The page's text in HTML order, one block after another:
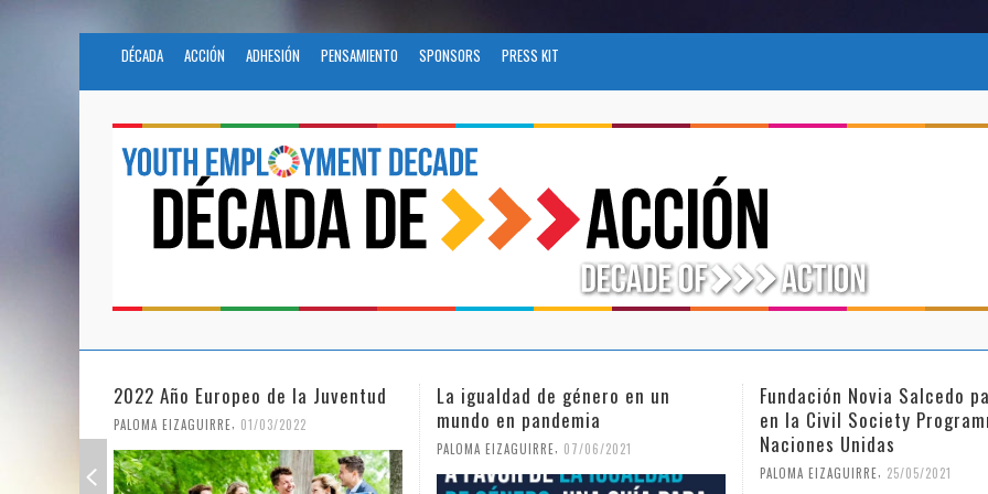
DÉCADA ACCIÓN ADHESIÓN PENSAMIENTO SPONSORS PRESS KIT
La igualdad de género en un
mundo en pandemia
PALOMA EIZAGUIRRE, 07/06/2021
Fundación Novia Salcedo participa
en la Civil Society Programme de
Naciones Unidas
PALOMA EIZAGUIRRE, 25/05/2021
El futuro del trabajo tras
COVID-19
PALOMA EIZAGUIRRE, 26/04/2021